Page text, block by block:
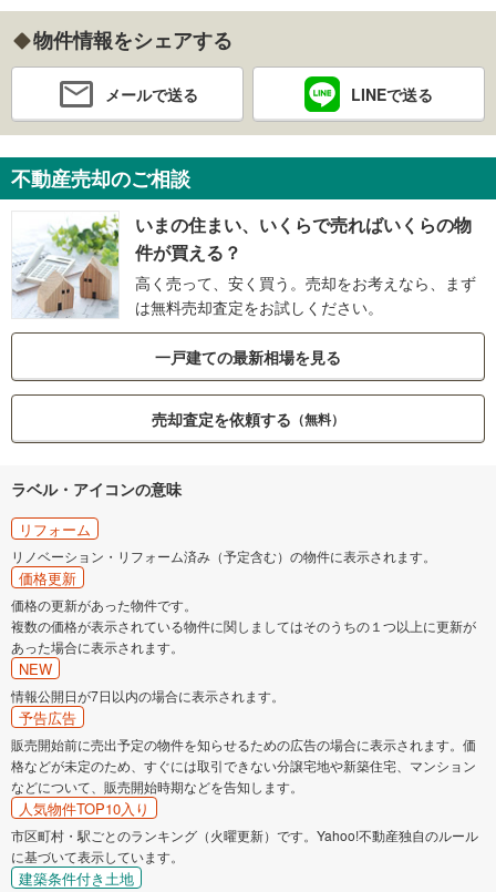
物件情報をシェアする
メールで送る LINEで送る
不動産売却のご相談
いまの住まい、いくらで売ればいくらの物
件が買える？
高く売って、安く買う。売却をお考えなら、まず
は無料売却査定をお試しください。
一戸建ての最新相場を見る
売却査定を依頼する （無料）
ラベル・アイコンの意味
リフォーム
リノベーション・リフォーム済み（予定含む）の物件に表示されます。
価格更新
価格の更新があった物件です。
複数の価格が表示されている物件に関しましてはそのうちの１つ以上に更新が
あった場合に表示されます。
NEW
情報公開日が7日以内の場合に表示されます。
予告広告
販売開始前に売出予定の物件を知らせるための広告の場合に表示されます。価
格などが未定のため、すぐには取引できない分譲宅地や新築住宅、マンション
などについて、販売開始時期などを告知します。
人気物件TOP10入り
市区町村・駅ごとのランキング（火曜更新）です。Yahoo!不動産独自のルール
に基づいて表示しています。
建築条件付き土地